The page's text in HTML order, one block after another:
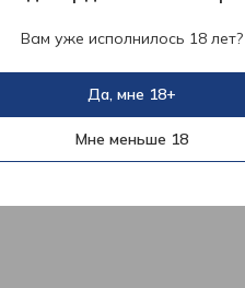
К
Вам уже исполнилось 18 лет?
Да, мне 18+
Мне меньше 18